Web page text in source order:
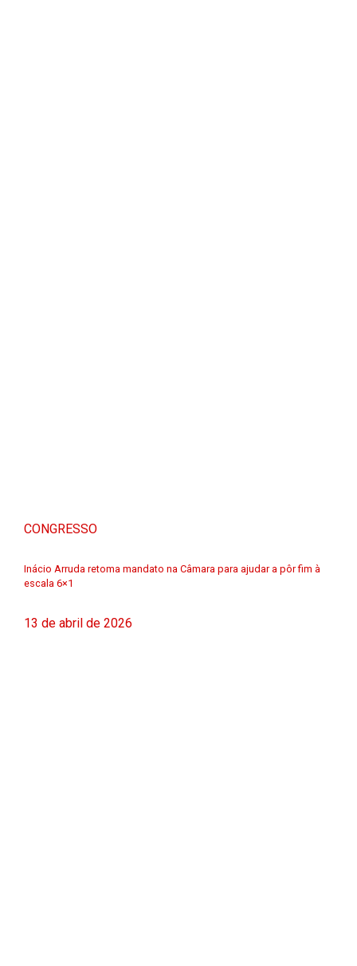
CONGRESSO
Inácio Arruda retoma mandato na Câmara para ajudar a pôr fim à
escala 6×1
13 de abril de 2026